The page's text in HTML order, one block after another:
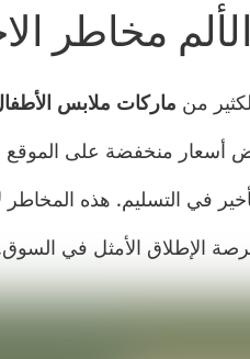
مخاطر
من ماركات ملابس
أسعار منخفضة على الموقع
في التسليم. هذه
الإطلاق الأمثل في